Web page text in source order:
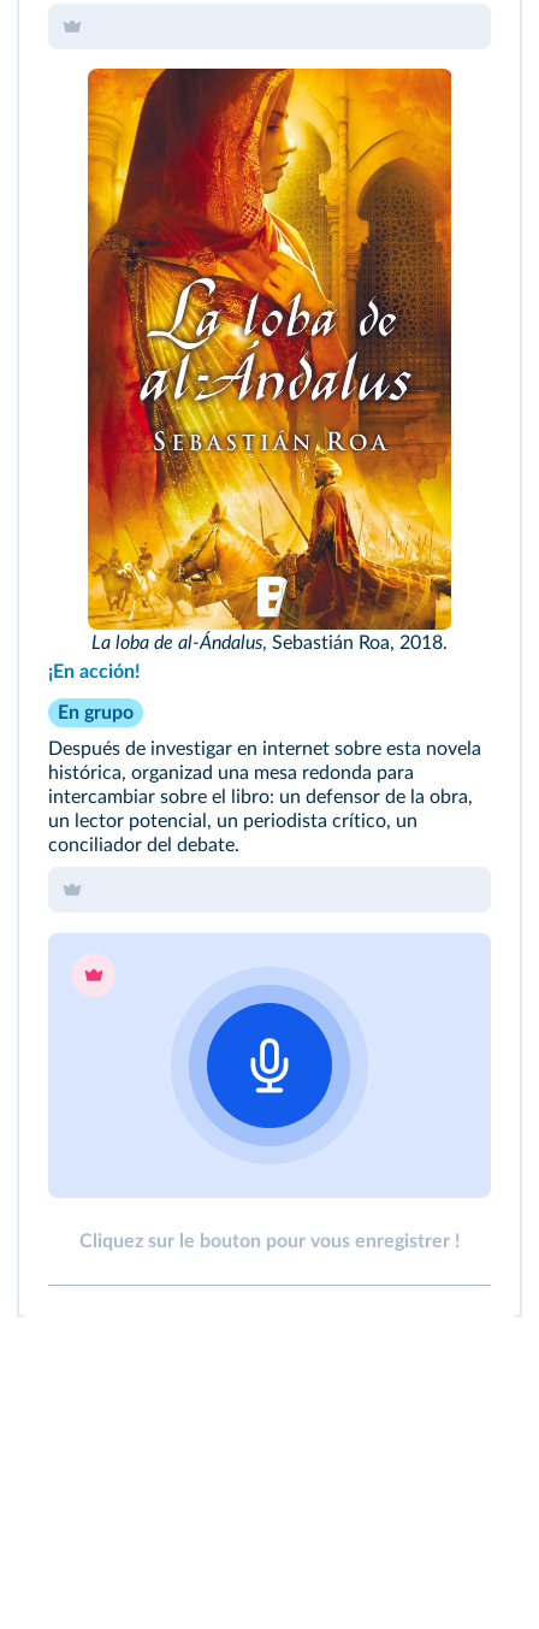
La loba de al-Ándalus, Sebastián Roa, 2018.
¡En acción!
En grupo
Después de investigar en internet sobre esta novela
histórica, organizad una mesa redonda para
intercambiar sobre el libro: un defensor de la obra,
un lector potencial, un periodista crítico, un
conciliador del debate.
Cliquez sur le bouton pour vous enregistrer !